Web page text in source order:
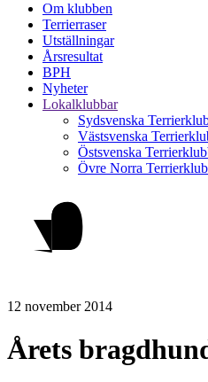
Om klubben
Terrierraser
Utställningar
Årsresultat
BPH
Nyheter
Lokalklubbar
Sydsvenska
Västsvenska
Östsvenska
Övre Norra
12 november 2014
Årets